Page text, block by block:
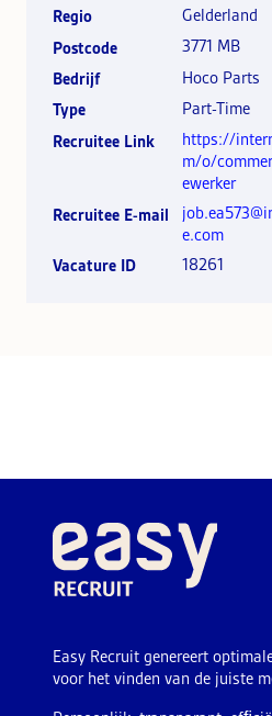
Regio
Gelderland
Postcode
3771 MB
Bedrijf
Hoco Parts
Type
Part-Time
Recruitee Link
https://
m/o/
ewerker
Recruitee E-mail
e.com
Vacature ID
18261
Easy Recruit genereert
voor het vinden van de juiste